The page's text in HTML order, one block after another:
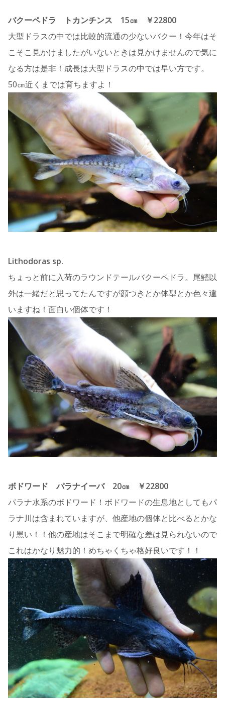
バクーペドラ トカンチンス 15㎝ ￥22800
大型ドラスの中では比較的流通の少ないバクー！今年はそ
こそこ見かけましたがいないときは見かけませんので気に
なる方は是非！成長は大型ドラスの中では早い方です。
50㎝近くまでは育ちますよ！
Lithodoras sp.
ちょっと前に入荷のラウンドテールバクーペドラ。尾鰭以
外は一緒だと思ってたんですが顔つきとか体型とか色々違
いますね！面白い個体です！
ボドワード パラナイーバ 20㎝ ￥22800
パラナ水系のボドワード！ボドワードの生息地としてもパ
ラナ川は含まれていますが、他産地の個体と比べるとかな
り黒い！！他の産地はそこまで明確な差は見られないので
これはかなり魅力的！めちゃくちゃ格好良いです！！